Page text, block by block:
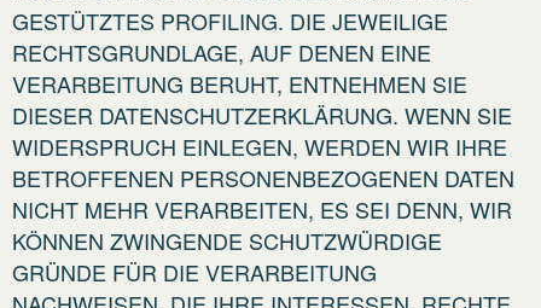
GESTÜTZTES PROFILING. DIE JEWEILIGE
RECHTSGRUNDLAGE, AUF DENEN EINE
VERARBEITUNG BERUHT, ENTNEHMEN SIE
DIESER DATENSCHUTZERKLÄRUNG. WENN SIE
WIDERSPRUCH EINLEGEN, WERDEN WIR IHRE
BETROFFENEN PERSONENBEZOGENEN DATEN
NICHT MEHR VERARBEITEN, ES SEI DENN, WIR
KÖNNEN ZWINGENDE SCHUTZWÜRDIGE
GRÜNDE FÜR DIE VERARBEITUNG